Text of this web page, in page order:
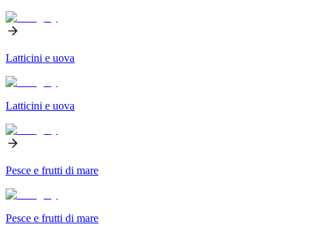
Latticini e uova
Latticini e uova
Pesce e frutti di mare
Pesce e frutti di mare